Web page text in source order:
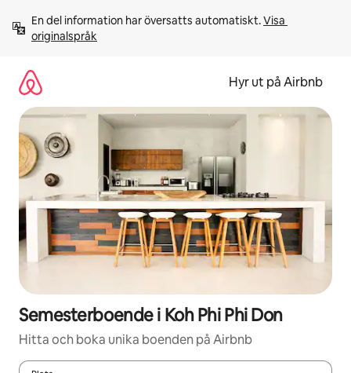
innehåll
En del information har översatts automatiskt. Visa
originalspråk
Hyr ut på Airbnb
Semesterboende i Koh Phi Phi Don
Hitta och boka unika boenden på Airbnb